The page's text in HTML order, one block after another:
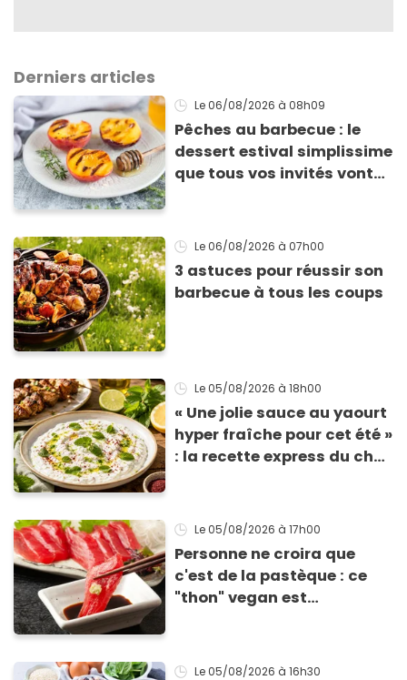
Derniers articles
Le 06/08/2026 à 08h09
Pêches au barbecue : le
dessert estival simplissime
que tous vos invités vont
Le 06/08/2026 à 07h00
3 astuces pour réussir son
barbecue à tous les coups
Le 05/08/2026 à 18h00
« Une jolie sauce au yaourt
hyper fraîche pour cet été »
: la recette express du chef
grillades
Le 05/08/2026 à 17h00
Personne ne croira que
c'est de la pastèque : ce
"thon" vegan est
Le 05/08/2026 à 16h30